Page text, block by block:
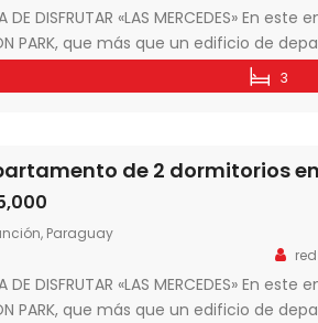
DE DISFRUTAR «LAS MERCEDES»
PARK, que más que un edificio de
parque en alturas de la ciudad.
y personas, […]
3
Paraguay
red
DE DISFRUTAR «LAS MERCEDES»
PARK, que más que un edificio de